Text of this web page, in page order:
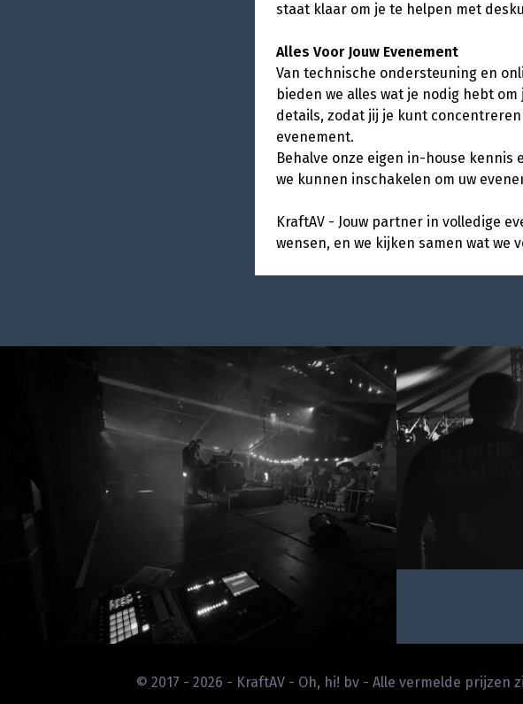
staat klaar om je te helpen met
Alles Voor Jouw Evenement
Van technische ondersteuning en
bieden we alles wat je nodig hebt
details, zodat jij je kunt
evenement.
Behalve onze eigen in-house
we kunnen inschakelen om uw
KraftAV - Jouw partner in volledige
wensen, en we kijken samen wat we
© 2017 - 2026 - KraftAV - Oh, hi! bv- Alle vermelde prijzen